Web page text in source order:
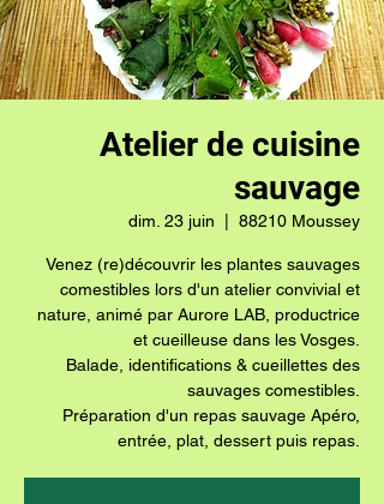
Atelier de cuisine
sauvage
dim. 23 juin 88210 Moussey
Venez (re)découvrir les plantes sauvages
comestibles lors d'un atelier convivial et
nature, animé par Aurore LAB, productrice
et cueilleuse dans les Vosges.
Balade, identifications & cueillettes des
sauvages comestibles.
Préparation d'un repas sauvage Apéro,